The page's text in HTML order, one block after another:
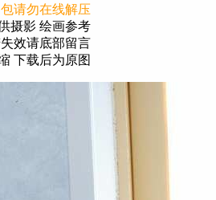
请勿在线解压
摄影 绘画参考
效请底部留言
下载后为原图